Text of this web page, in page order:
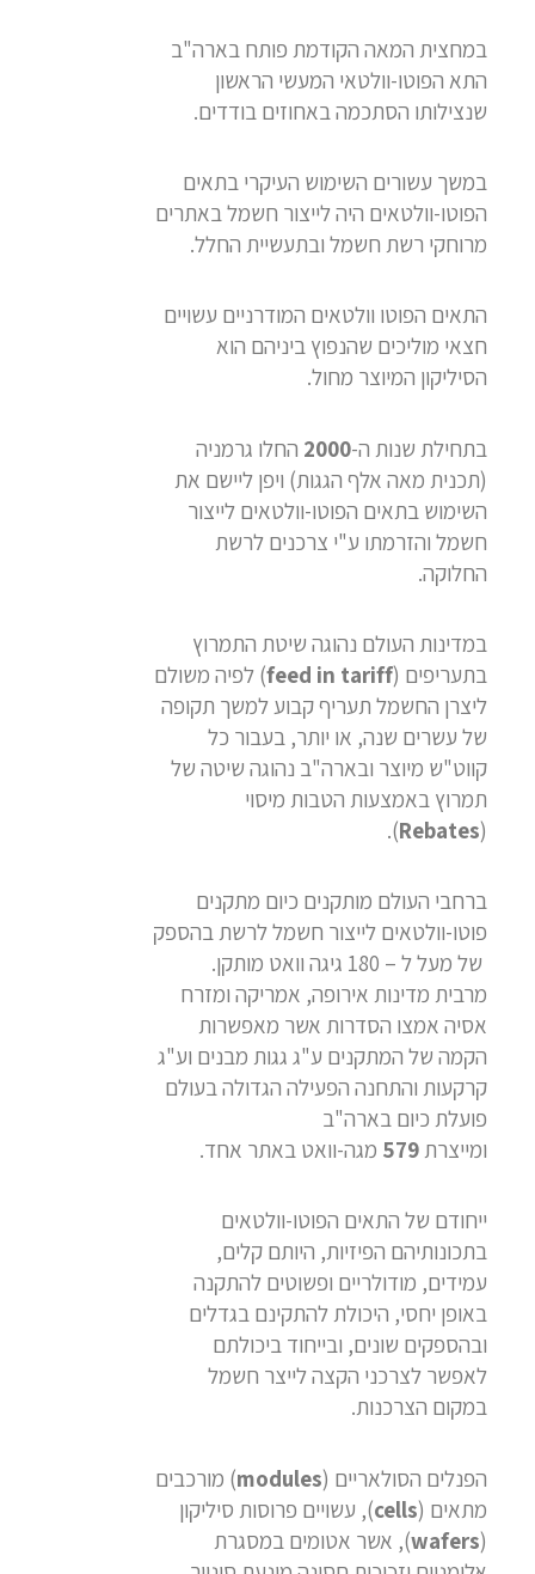
במחצית המאה הקודמת פותח בארה"ב
התא הפוטו-וולטאי המעשי הראשון
שנצילותו הסתכמה באחוזים בודדים.
במשך עשורים השימוש העיקרי בתאים
הפוטו-וולטאים היה לייצור חשמל באתרים
מרוחקי רשת חשמל ובתעשיית החלל.
התאים הפוטו וולטאים המודרניים עשויים
חצאי מוליכים שהנפוץ ביניהם הוא
הסיליקון המיוצר מחול.
בתחילת שנות ה-2000 החלו גרמניה
(תכנית מאה אלף הגגות) ויפן ליישם את
השימוש בתאים הפוטו-וולטאים לייצור
חשמל והזרמתו ע"י צרכנים לרשת
החלוקה.
במדינות העולם נהוגה שיטת התמרוץ
בתעריפים (feed in tariff) לפיה משולם
ליצרן החשמל תעריף קבוע למשך תקופה
של עשרים שנה, או יותר, בעבור כל
קווט"ש מיוצר ובארה"ב נהוגה שיטה של
תמרוץ באמצעות הטבות מיסוי
(
Rebates
).
ברחבי העולם מותקנים כיום מתקנים
פוטו-וולטאים לייצור חשמל לרשת בהספק
של מעל ל – 180 גיגה וואט מותקן.
מרבית מדינות אירופה, אמריקה ומזרח
אסיה אמצו הסדרות אשר מאפשרות
הקמה של המתקנים ע"ג גגות מבנים וע"ג
קרקעות והתחנה הפעילה הגדולה בעולם
פועלת כיום בארה"ב
ומייצרת579 מגה-וואט באתר אחד.
ייחודם של התאים הפוטו-וולטאים
בתכונותיהם הפיזיות, היותם קלים,
עמידים, מודולריים ופשוטים להתקנה
באופן יחסי, היכולת להתקינם בגדלים
ובהספקים שונים, ובייחוד ביכולתם
לאפשר לצרכני הקצה לייצר חשמל
במקום הצרכנות.
הפנלים הסולאריים (modules) מורכבים
מתאים (cells), עשויים פרוסות סיליקון
(
wafers), אשר אטומים במסגרת